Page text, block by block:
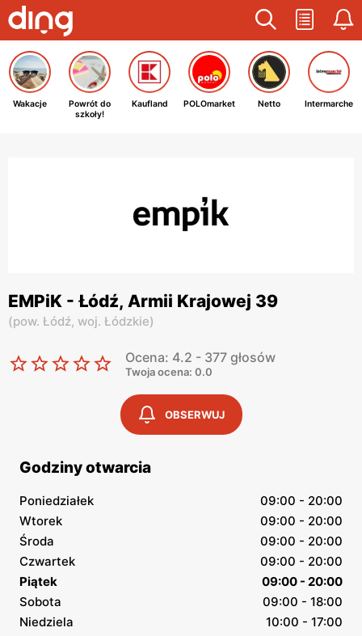
Wakacje
Powrót do
szkoły!
Kaufland POLOmarket Netto Intermarche
EMPiK - Łódź, Armii Krajowej 39
(pow. Łódź, woj. Łódzkie)
Ocena: 4.2 - 377 głosów
Twoja ocena: 0.0
OBSERWUJ
Godziny otwarcia
Poniedziałek
09:00 - 20:00
Wtorek
09:00 - 20:00
Środa
09:00 - 20:00
Czwartek
09:00 - 20:00
Piątek
09:00 - 20:00
Sobota
09:00 - 18:00
Niedziela
10:00 - 17:00